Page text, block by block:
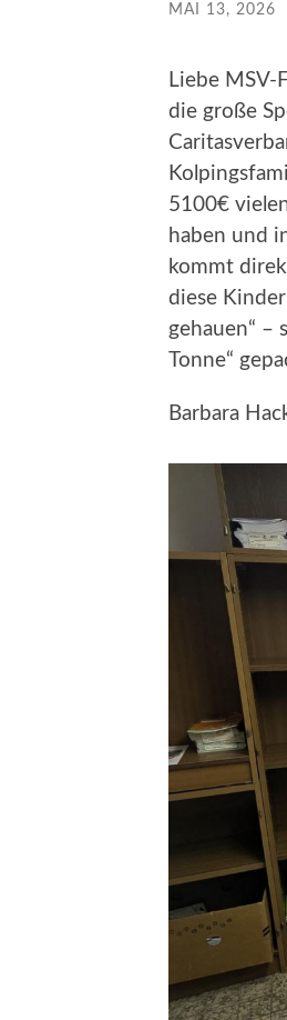
MAI 13, 2026
Liebe MSV-
die große
5100€
haben und
kommt
diese
gehauen“ –
Tonne“
Barbara